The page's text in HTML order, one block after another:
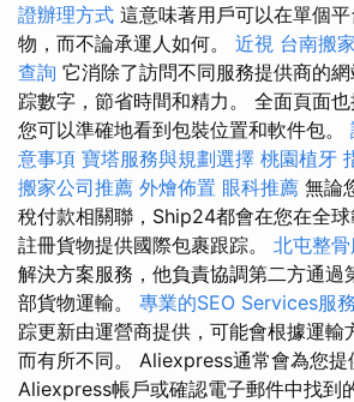
證辦理方式 這意味著用戶可以在單個
物，而不論承運人如何。 近視 台南搬
查詢 它消除了訪問不同服務提供商的
踪數字，節省時間和精力。 全面頁面
您可以準確地看到包裝位置和軟件包。
意事項 寶塔服務與規劃選擇 桃園植牙
搬家公司推薦 外燴佈置 眼科推薦 無論
稅付款相關聯，Ship24都會在您在全
註冊貨物提供國際包裹跟踪。 北屯整
解決方案服務，他負責協調第二方通過
部貨物運輸。 專業的SEO Services服務
踪更新由運營商提供，可能會根據運輸
而有所不同。 Aliexpress通常會為您提
Aliexpress帳戶或確認電子郵件中找到